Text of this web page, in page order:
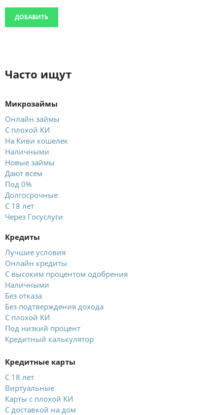
ДОБАВИТЬ
Часто ищут
Микрозаймы
Онлайн займы
С плохой КИ
На Киви кошелек
Наличными
Новые займы
Дают всем
Под 0%
Долгосрочные
С 18 лет
Через Госуслуги
Кредиты
Лучшие условия
Онлайн кредиты
С высоким процентом одобрения
Наличными
Без отказа
Без подтверждения дохода
С плохой КИ
Под низкий процент
Кредитный калькулятор
Кредитные карты
С 18 лет
Виртуальные
Карты с плохой КИ
С доставкой на дом